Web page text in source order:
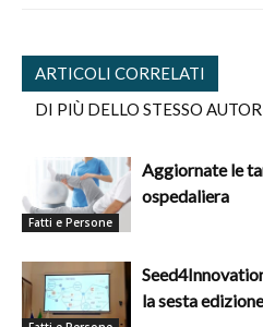
ARTICOLI CORRELATI
DI PIÙ DELLO STESSO
Fatti e Persone
Aggiornate le
ospedaliera
la sesta edizione